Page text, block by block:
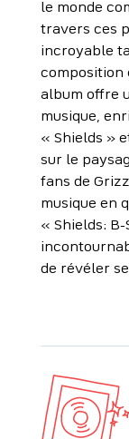
le monde
travers ces
incroyable
composition
album offre
musique,
« Shields »
sur le
fans de
musique en
« Shields:
de révéler